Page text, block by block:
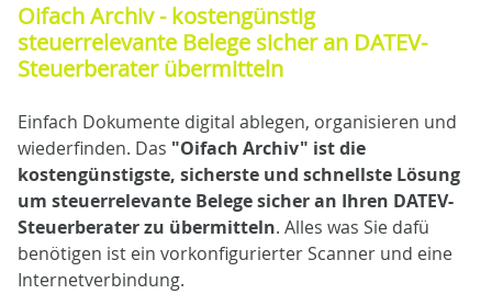
Oifach Archiv - kostengünstig
steuerrelevante Belege sicher an DATEV-
Steuerberater übermitteln
Einfach Dokumente digital ablegen, organisieren und
wiederfinden. Das "Oifach Archiv" ist die
kostengünstigste, sicherste und schnellste Lösung
um steuerrelevante Belege sicher an Ihren DATEV-
Steuerberater zu übermitteln. Alles was Sie dafü
benötigen ist ein vorkonfigurierter Scanner und eine
Internetverbindung.